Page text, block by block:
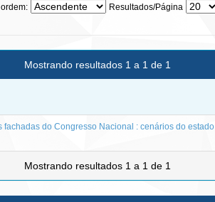
ordem: Resultados/Página
Mostrando resultados 1 a 1 de 1
do Congresso Nacional : cenários do estado
Mostrando resultados 1 a 1 de 1